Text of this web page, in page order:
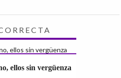
ellos sin vergüenza